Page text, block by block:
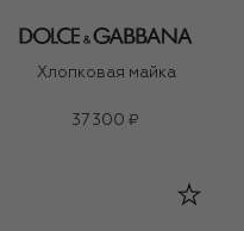
Хлопковая майка
37 300 ₽